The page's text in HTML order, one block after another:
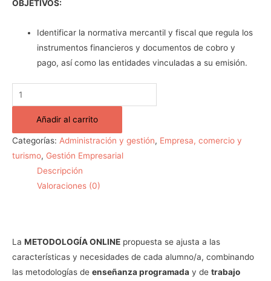
OBJETIVOS:
Identificar la normativa mercantil y fiscal que regula los
instrumentos financieros y documentos de cobro y
pago, así como las entidades vinculadas a su emisión.
Añadir al carrito
Categorías: Administración y gestión, Empresa, comercio y
turismo, Gestión Empresarial
Descripción
Valoraciones (0)
La METODOLOGÍA ONLINE propuesta se ajusta a las
características y necesidades de cada alumno/a, combinando
las metodologías de enseñanza programada y de trabajo